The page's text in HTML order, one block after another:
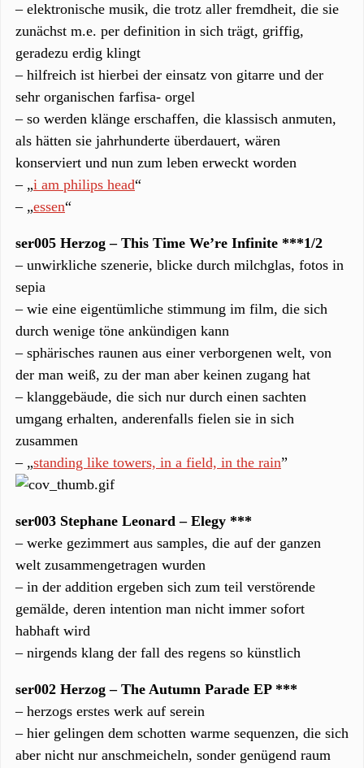
– elektronische musik, die trotz aller fremdheit, die sie
zunächst m.e. per definition in sich trägt, griffig,
geradezu erdig klingt
– hilfreich ist hierbei der einsatz von gitarre und der
sehr organischen farfisa- orgel
– so werden klänge erschaffen, die klassisch anmuten,
als hätten sie jahrhunderte überdauert, wären
konserviert und nun zum leben erweckt worden
– „i am philips head“
– „essen“
ser005 Herzog – This Time We’re Infinite ***1/2
– unwirkliche szenerie, blicke durch milchglas, fotos in
sepia
– wie eine eigentümliche stimmung im film, die sich
durch wenige töne ankündigen kann
– sphärisches raunen aus einer verborgenen welt, von
der man weiß, zu der man aber keinen zugang hat
– klanggebäude, die sich nur durch einen sachten
umgang erhalten, anderenfalls fielen sie in sich
zusammen
– „standing like towers, in a field, in the rain”
ser003 Stephane Leonard – Elegy ***
– werke gezimmert aus samples, die auf der ganzen
welt zusammengetragen wurden
– in der addition ergeben sich zum teil verstörende
gemälde, deren intention man nicht immer sofort
habhaft wird
– nirgends klang der fall des regens so künstlich
ser002 Herzog – The Autumn Parade EP ***
– herzogs erstes werk auf serein
– hier gelingen dem schotten warme sequenzen, die sich
aber nicht nur anschmeicheln, sonder genügend raum